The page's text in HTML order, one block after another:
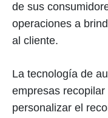
de sus
operaciones a
al cliente.
La tecnología de
empresas
personalizar el